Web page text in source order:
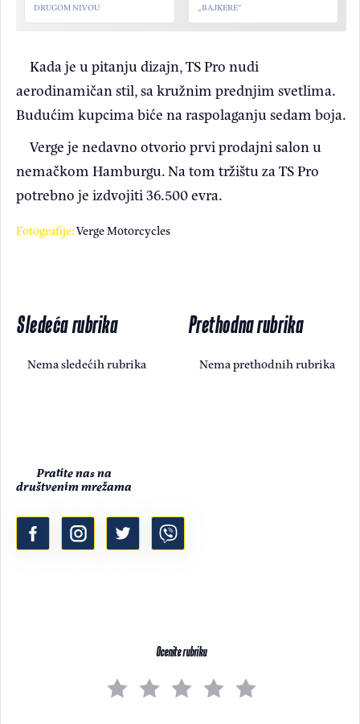
DRUGOM NIVOU
„BAJKERE“
Kada je u pitanju dizajn, TS Pro nudi
aerodinamičan stil, sa kružnim prednjim svetlima.
Budućim kupcima biće na raspolaganju sedam boja.
Verge je nedavno otvorio prvi prodajni salon u
nemačkom Hamburgu. Na tom tržištu za TS Pro
potrebno je izdvojiti 36.500 evra.
Fotografije:Verge Motorcycles
Sledeća rubrika
Nema sledećih rubrika
Prethodna rubrika
Nema prethodnih rubrika
Pratite nas na
društvenim mrežama
Ocenite rubriku